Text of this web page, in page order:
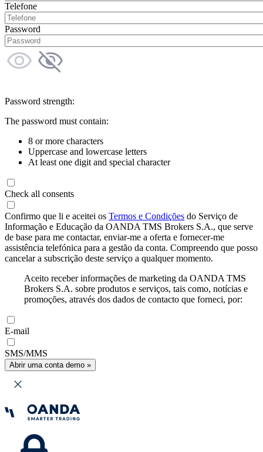
Telefone
Password
Password strength:
The password must contain:
8 or more characters
Uppercase and lowercase letters
At least one digit and special character
Check all consents
Confirmo que li e aceitei os Termos e Condições do Serviço de
Informação e Educação da OANDA TMS Brokers S.A., que serve
de base para me contactar, enviar-me a oferta e fornecer-me
assistência telefónica para a gestão da conta. Compreendo que posso
cancelar a subscrição deste serviço a qualquer momento.
Aceito receber informações de marketing da OANDA TMS
Brokers S.A. sobre produtos e serviços, tais como, notícias e
promoções, através dos dados de contacto que forneci, por:
E-mail
SMS/MMS
Abrir uma conta demo »